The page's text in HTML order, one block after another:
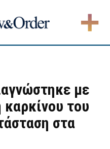
με
του
στα